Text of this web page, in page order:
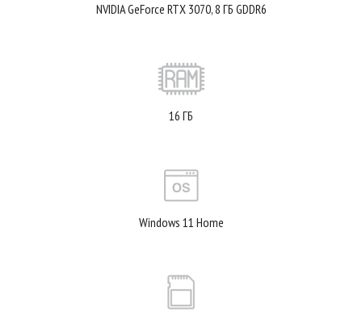
NVIDIA GeForce RTX 3070, 8 ГБ GDDR6
16 ГБ
Windows 11 Home